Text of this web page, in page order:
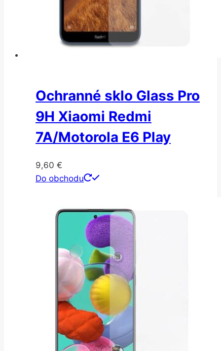
Ochranné sklo Glass Pro
9H Xiaomi Redmi
7A/Motorola E6 Play
9,60 €
Do obchodu